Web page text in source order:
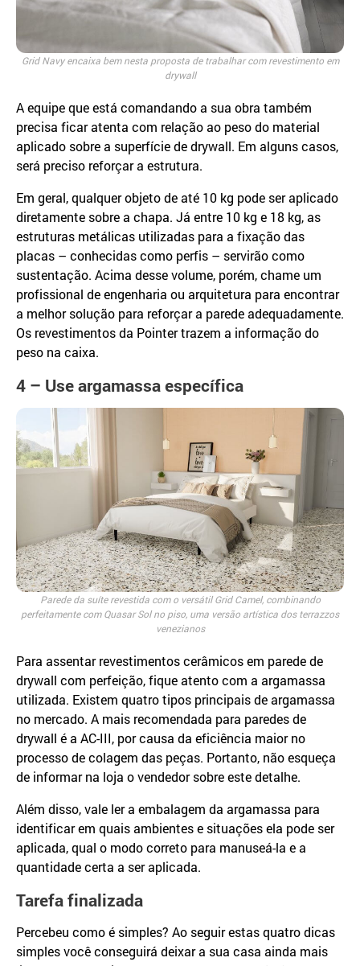
Grid Navy encaixa bem nesta proposta de trabalhar com revestimento em
drywall
A equipe que está comandando a sua obra também
precisa ficar atenta com relação ao peso do material
aplicado sobre a superfície de drywall. Em alguns casos,
será preciso reforçar a estrutura.
Em geral, qualquer objeto de até 10 kg pode ser aplicado
diretamente sobre a chapa. Já entre 10 kg e 18 kg, as
estruturas metálicas utilizadas para a fixação das
placas – conhecidas como perfis – servirão como
sustentação. Acima desse volume, porém, chame um
profissional de engenharia ou arquitetura para encontrar
a melhor solução para reforçar a parede adequadamente.
Os revestimentos da Pointer trazem a informação do
peso na caixa.
4 – Use argamassa específica
Parede da suíte revestida com o versátil Grid Camel, combinando
perfeitamente com Quasar Sol no piso, uma versão artística dos terrazzos
venezianos
Para assentar revestimentos cerâmicos em parede de
drywall com perfeição, fique atento com a argamassa
utilizada. Existem quatro tipos principais de argamassa
no mercado. A mais recomendada para paredes de
drywall é a AC-III, por causa da eficiência maior no
processo de colagem das peças. Portanto, não esqueça
de informar na loja o vendedor sobre este detalhe.
Além disso, vale ler a embalagem da argamassa para
identificar em quais ambientes e situações ela pode ser
aplicada, qual o modo correto para manuseá-la e a
quantidade certa a ser aplicada.
Tarefa finalizada
Percebeu como é simples? Ao seguir estas quatro dicas
simples você conseguirá deixar a sua casa ainda mais